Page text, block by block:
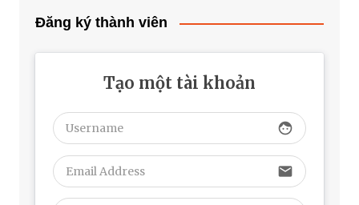
Đăng ký thành viên
Tạo một tài khoản
face
email